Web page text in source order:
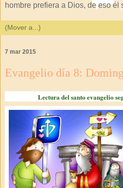
hombre prefiera a Dios, de eso él
7 mar 2015
Evangelio día 8:
Lectura del santo evangelio